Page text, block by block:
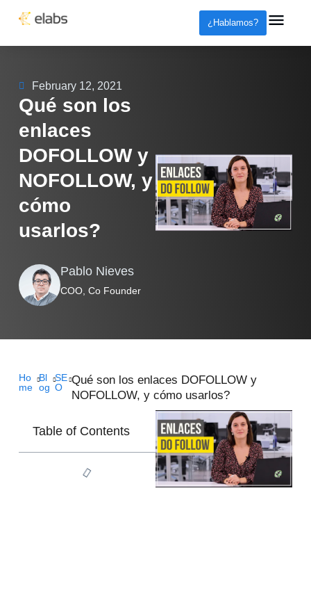
¿Hablamos?
February 12, 2021
Qué son los
enlaces
DOFOLLOW y
NOFOLLOW, y
cómo
usarlos?
Pablo Nieves
COO, Co Founder
Ho
me
Bl
og
SE
O
Qué son los enlaces DOFOLLOW y
NOFOLLOW, y cómo usarlos?
Table of Contents